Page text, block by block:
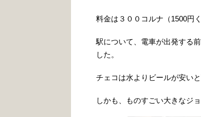
料金は３００コルナ（1500円
駅について、電車が出発する
した。
チェコは水よりビールが安い
しかも、ものすごい大きなジ